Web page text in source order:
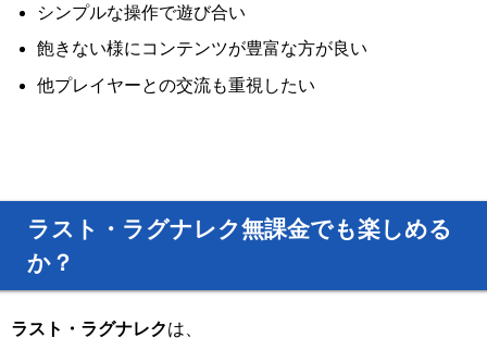
シンプルな操作で遊び合い
飽きない様にコンテンツが豊富な方が良い
他プレイヤーとの交流も重視したい
ラスト・ラグナレク無課金でも楽しめる
か？
ラスト・ラグナレクは、